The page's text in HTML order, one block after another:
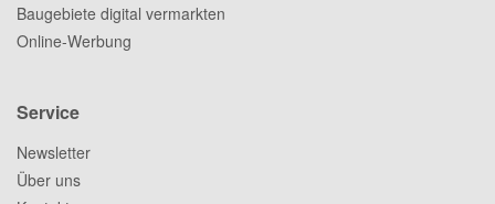
Baugebiete digital vermarkten
Online-Werbung
Service
Newsletter
Über uns